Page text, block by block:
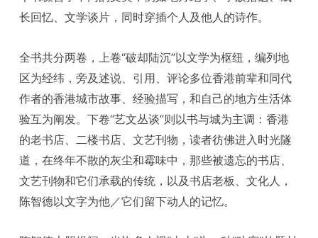
长回忆、文学谈片，同时穿插个人及他人的诗作。
全书共分两卷，上卷“破却陆沉”以文学为枢纽，编列地
区为经纬，旁及述说、引用、评论多位香港前辈和同代
作者的香港城市故事、经验描写，和自己的地方生活体
验互为阐发。下卷“艺文丛谈”则以书与城为主调：香港
的老书店、二楼书店、文艺刊物，读者彷佛进入时光隧
道，在终年不散的灰尘和霉味中，那些被遗忘的书店、
文艺刊物和它们承载的传统，以及书店老板、文化人，
陈智德以文字为他／它们留下动人的记忆。